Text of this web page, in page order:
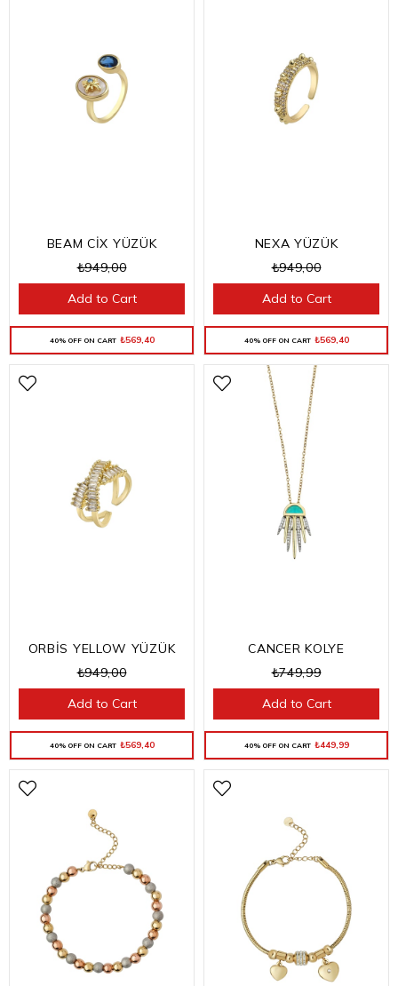
BEAM CİX YÜZÜK
₺949,00
40% OFF ON CART ₺569,40
Add to Cart
NEXA YÜZÜK
₺949,00
40% OFF ON CART ₺569,40
Add to Cart
ORBİS YELLOW YÜZÜK
₺949,00
40% OFF ON CART ₺569,40
Add to Cart
CANCER KOLYE
₺749,99
40% OFF ON CART ₺449,99
Add to Cart